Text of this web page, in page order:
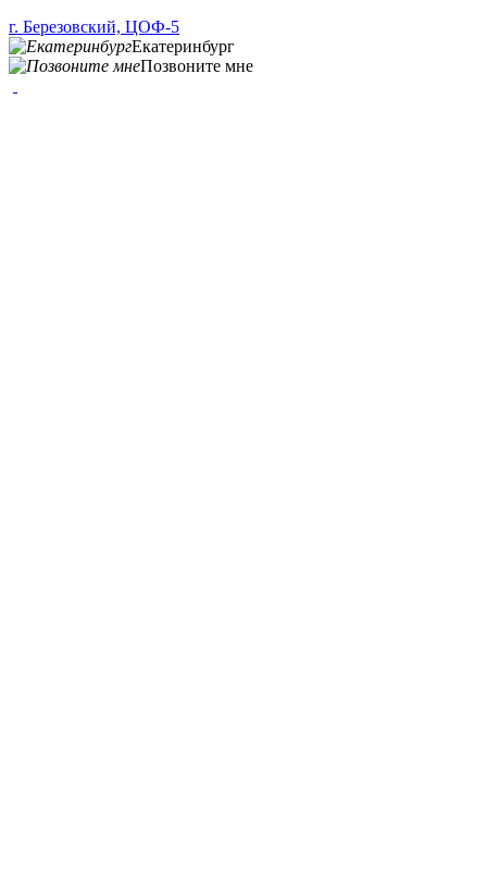
г. Березовский, ЦОФ-5
Екатеринбург
Позвоните мне